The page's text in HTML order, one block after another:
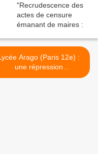
Arago (Paris 12e) :
une répression
inacceptable du